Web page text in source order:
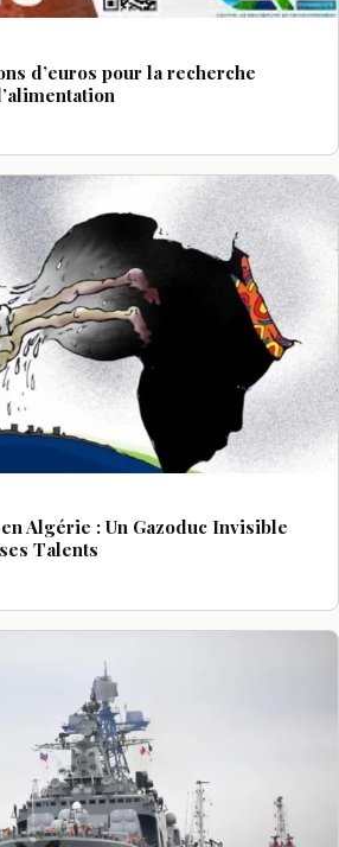
d’euros pour la recherche
Algérie : Un Gazoduc Invisible
Talents